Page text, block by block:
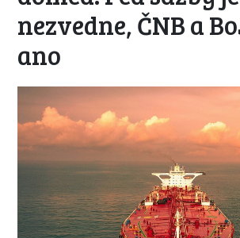
nezvedne, ČNB a
ano